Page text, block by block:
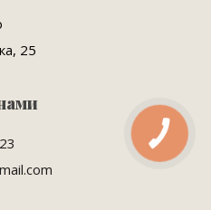
25
КНОПКА
ЗВ'ЯЗКУ